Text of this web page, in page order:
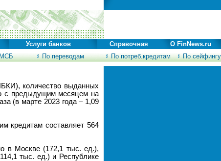
По переводам По потреб.кредитам По сейфингу
Услуги банков Справочная О FinNews.ru
количество выданных
с предыдущим месяцем на
(в марте 2023 года – 1,09
кредитам составляет 564
в Москве (172,1 тыс. ед.),
тыс. ед.) и Республике